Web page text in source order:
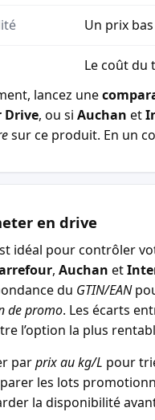
Un prix
Le coût du
lancez une
Drive, ou si Auchan et
sur ce produit. En un
en drive
idéal pour contrôler
, Auchan et
du GTIN/EAN
de promo. Les écarts
l’option la plus
parprix au kg/L pour
les lots
la disponibilité